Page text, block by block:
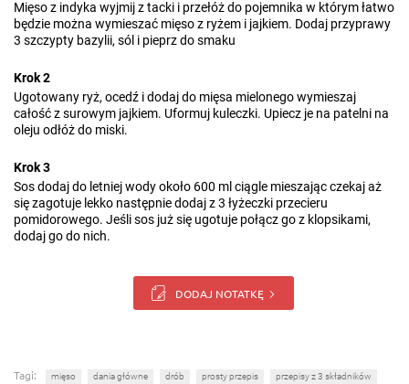
Mięso z indyka wyjmij z tacki i przełóż do pojemnika w którym łatwo
będzie można wymieszać mięso z ryżem i jajkiem. Dodaj przyprawy
3 szczypty bazylii, sól i pieprz do smaku
Krok 2
Ugotowany ryż, ocedź i dodaj do mięsa mielonego wymieszaj
całość z surowym jajkiem. Uformuj kuleczki. Upiecz je na patelni na
oleju odłóż do miski.
Krok 3
Sos dodaj do letniej wody około 600 ml ciągle mieszając czekaj aż
się zagotuje lekko następnie dodaj z 3 łyżeczki przecieru
pomidorowego. Jeśli sos już się ugotuje połącz go z klopsikami,
dodaj go do nich.
DODAJ NOTATKĘ
Tagi: mięso dania główne drób prosty przepis
przepisy z 3 składników